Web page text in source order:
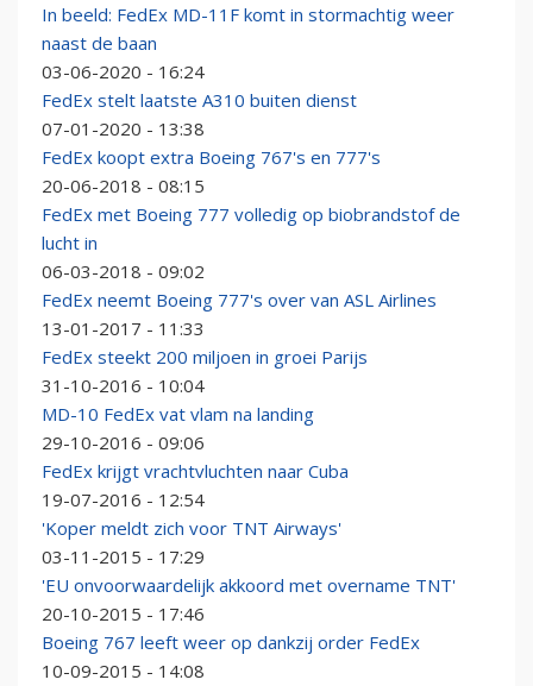
In beeld: FedEx MD-11F komt in stormachtig weer
naast de baan
03-06-2020 - 16:24
FedEx stelt laatste A310 buiten dienst
07-01-2020 - 13:38
FedEx koopt extra Boeing 767's en 777's
20-06-2018 - 08:15
FedEx met Boeing 777 volledig op biobrandstof de
lucht in
06-03-2018 - 09:02
FedEx neemt Boeing 777's over van ASL Airlines
13-01-2017 - 11:33
FedEx steekt 200 miljoen in groei Parijs
31-10-2016 - 10:04
MD-10 FedEx vat vlam na landing
29-10-2016 - 09:06
FedEx krijgt vrachtvluchten naar Cuba
19-07-2016 - 12:54
'Koper meldt zich voor TNT Airways'
03-11-2015 - 17:29
'EU onvoorwaardelijk akkoord met overname TNT'
20-10-2015 - 17:46
Boeing 767 leeft weer op dankzij order FedEx
10-09-2015 - 14:08